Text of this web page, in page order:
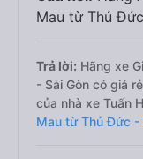
Mau từ Thủ
Trả lời: Hãng xe
- Sài Gòn có giá
của nhà xe Tuấn
Mau từ Thủ Đức -